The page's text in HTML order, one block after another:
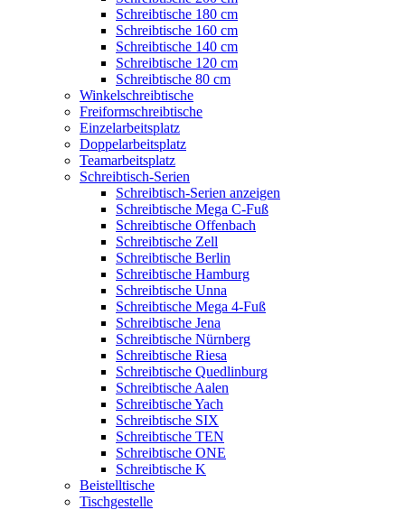
Schreibtische 180 cm
Schreibtische 160 cm
Schreibtische 140 cm
Schreibtische 120 cm
Schreibtische 80 cm
Winkelschreibtische
Freiformschreibtische
Einzelarbeitsplatz
Doppelarbeitsplatz
Teamarbeitsplatz
Schreibtisch-Serien
Schreibtisch-Serien anzeigen
Schreibtische Mega C-Fuß
Schreibtische Offenbach
Schreibtische Zell
Schreibtische Berlin
Schreibtische Hamburg
Schreibtische Unna
Schreibtische Mega 4-Fuß
Schreibtische Jena
Schreibtische Nürnberg
Schreibtische Riesa
Schreibtische Quedlinburg
Schreibtische Aalen
Schreibtische Yach
Schreibtische SIX
Schreibtische TEN
Schreibtische ONE
Schreibtische K
Beistelltische
Tischgestelle